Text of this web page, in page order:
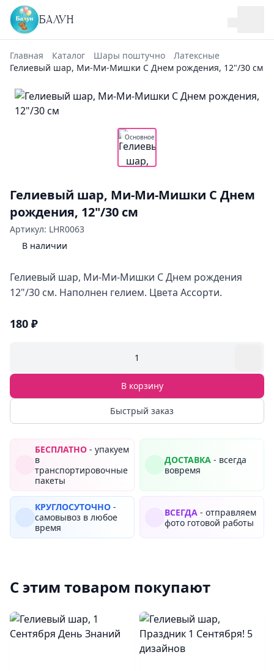
БАЛУН
Главная Каталог Шары поштучно
Латексные
Гелиевый шар, Ми-Ми-Мишки С Днем рождения, 12"/30 см
Основное
Гелиевый шар, Ми-Ми-Мишки С Днем
рождения, 12"/30 см
Артикул: LHR0063
В наличии
Гелиевый шар, Ми-Ми-Мишки С Днем рождения
12"/30 см. Наполнен гелием. Цвета Ассорти.
180 ₽
1
В корзину
Быстрый заказ
БЕСПЛАТНО - упакуем
в
транспортировочные
пакеты
ДОСТАВКА - всегда
вовремя
КРУГЛОСУТОЧНО -
самовывоз в любое
время
ВСЕГДА - отправляем
фото готовой работы
С этим товаром покупают